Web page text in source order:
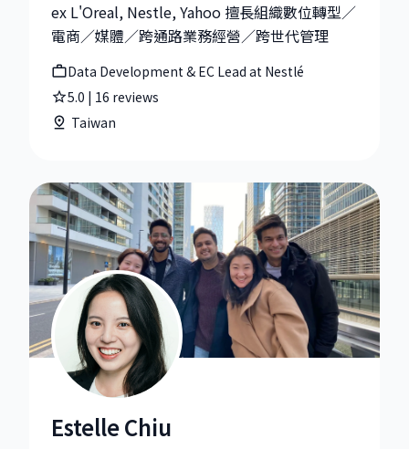
ex L'Oreal, Nestle, Yahoo 擅長組織數位轉型／
電商／媒體／跨通路業務經營／跨世代管理
Data Development & EC Lead at Nestlé
5.0 | 16 reviews
Taiwan
Estelle Chiu|Program Manager,
Estelle Chiu